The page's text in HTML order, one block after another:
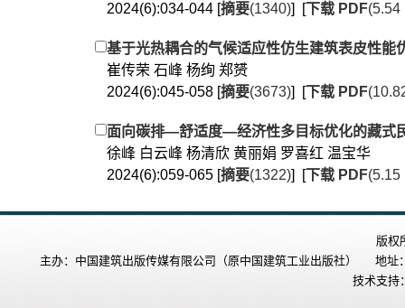
2024(6):034-044 [摘要(1340)] [下载 PDF(5.54
基于光热耦合的气候适应性仿生建筑表皮性能
崔传荣 石峰 杨绚 郑赟
2024(6):045-058 [摘要(3673)] [下载 PDF
面向碳排—舒适度—经济性多目标优化的藏式
徐峰 白云峰 杨清欣 黄丽娟 罗喜红 温宝华
2024(6):059-065 [摘要(1322)] [下载 PDF(5.15
版权
主办：中国建筑出版传媒有限公司（原中国建筑工业出版社） 地
技术支持